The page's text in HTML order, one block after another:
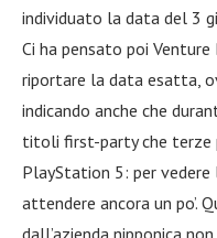
individuato la data del 3
Ci ha pensato poi
riportare la data esatta,
indicando anche che
titoli first-party che terze
PlayStation 5: per vedere
attendere ancora un po’.